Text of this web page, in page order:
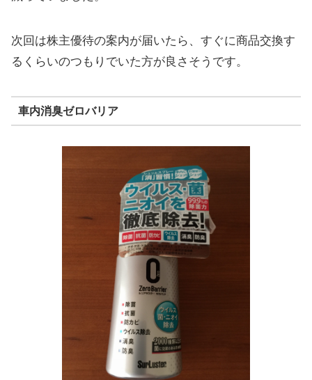
次回は株主優待の案内が届いたら、すぐに商品交換す
るくらいのつもりでいた方が良さそうです。
車内消臭ゼロバリア